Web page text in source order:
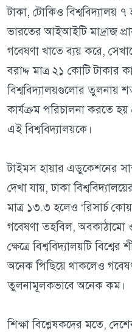
টাকা, টোকিও বিশ্ববিদ্যালয়
ভারতের আইআইটি মাদ্রাজ
গবেষণা খাতে ব্যয় করে,
বরাদ্দ মাত্র ২১ কোটি টাকার
বিশ্ববিদ্যালয়গুলোর তুলনায়
কার্যক্রম পরিচালনা করতে
এই বিশ্ববিদ্যালয়কে।
টাইমস হায়ার এডুকেশনের
দেখা যায়, ঢাকা
মাত্র ১৩.৩ হলেও ‘রিসার্চ
গবেষণা তহবিল, অবকাঠামো
ক্ষেত্রে বিশ্ববিদ্যালয়টি
অনেক পিছিয়ে থাকলেও
তুলনামূলকভাবে অনেক কম।
শিক্ষা বিশ্লেষকদের মতে,